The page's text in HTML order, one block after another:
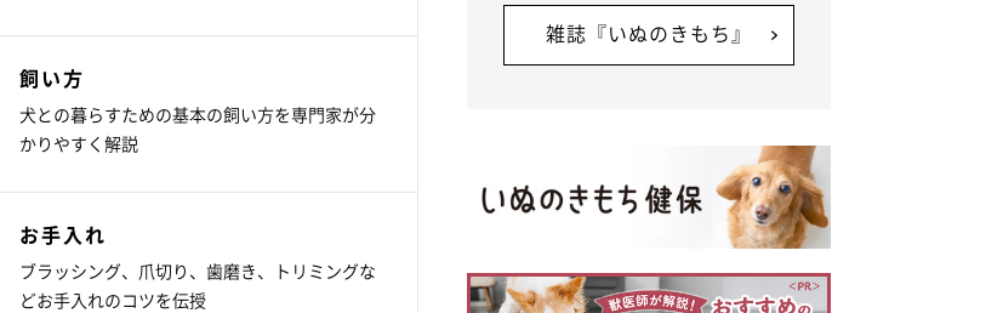
飼い方
犬との暮らすための基本の飼い方を専門家が分
かりやすく解説
お手入れ
ブラッシング、爪切り、歯磨き、トリミングな
どお手入れのコツを伝授
雑誌『いぬのきもち』